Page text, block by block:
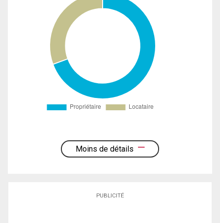
Moins de détails
PUBLICITÉ